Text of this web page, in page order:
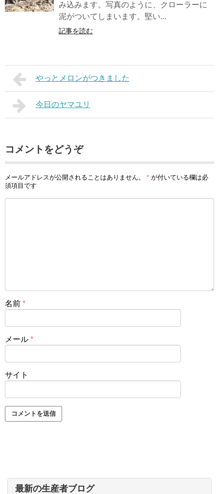
み込みます。写真のように、クローラーに
泥がついてしまいます。堅い...
記事を読む
やっとメロンがつきました
今日のヤマユリ
コメントをどうぞ
メールアドレスが公開されることはありません。 * が付いている欄は必
須項目です
名前 *
メール *
サイト
最新の生産者ブログ